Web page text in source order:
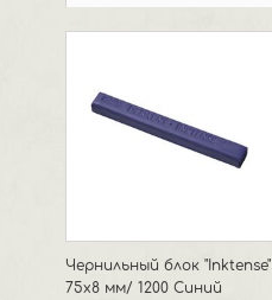
Чернильный блок "Inktense"
75х8 мм/ 1200 Синий